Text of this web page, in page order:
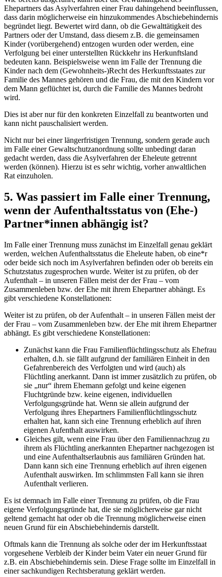
Ehepartners das Asylverfahren einer Frau dahingehend beeinflussen,
dass darin möglicherweise ein hinzukommendes Abschiebehindernis
begründet liegt. Bewertet wird dann, ob die Gewalttätigkeit des
Partners oder der Umstand, dass diesem z.B. die gemeinsamen
Kinder (vorübergehend) entzogen wurden oder werden, eine
Verfolgung bei einer unterstellten Rückkehr ins Herkunftsland
bedeuten kann. Beispielsweise wenn im Falle der Trennung die
Kinder nach dem (Gewohnheits-)Recht des Herkunftsstaates zur
Familie des Mannes gehören und die Frau, die mit den Kindern vor
dem Mann geflüchtet ist, durch die Familie des Mannes bedroht
wird.
Dies ist aber nur für den konkreten Einzelfall zu beantworten und
kann nicht pauschalisiert werden.
Nicht nur bei einer längerfristigen Trennung, sondern gerade auch
im Falle einer Gewaltschutzanordnung sollte unbedingt daran
gedacht werden, dass die Asylverfahren der Eheleute getrennt
werden (können). Hierzu ist es sehr wichtig, vorher anwaltlichen
Rat einzuholen.
5. Was passiert im Falle einer Trennung,
wenn der Aufenthaltsstatus von (Ehe-)
Partner*innen abhängig ist?
Im Falle einer Trennung muss zunächst im Einzelfall genau geklärt
werden, welchen Aufenthaltsstatus die Eheleute haben, ob eine*r
oder beide sich noch im Asylverfahren befinden oder ob bereits ein
Schutzstatus zugesprochen wurde. Weiter ist zu prüfen, ob der
Aufenthalt – in unseren Fällen meist der der Frau – vom
Zusammenleben bzw. der Ehe mit ihrem Ehepartner abhängt. Es
gibt verschiedene Konstellationen:
Weiter ist zu prüfen, ob der Aufenthalt – in unseren Fällen meist der
der Frau – vom Zusammenleben bzw. der Ehe mit ihrem Ehepartner
abhängt. Es gibt verschiedene Konstellationen:
Zunächst kann die Frau Familienflüchtlingsschutz als Ehefrau
erhalten, d.h. sie fällt aufgrund der familiären Einheit in den
Gefahrenbereich des Verfolgten und wird (auch) als
Flüchtling anerkannt. Dann ist immer zusätzlich zu prüfen, ob
sie „nur“ ihrem Ehemann gefolgt und keine eigenen
Fluchtgründe bzw. keine eigenen, individuellen
Verfolgungsgründe hat. Wenn sie allein aufgrund der
Verfolgung ihres Ehepartners Familienflüchtlingsschutz
erhalten hat, kann sich eine Trennung erheblich auf ihren
eigenen Aufenthalt auswirken.
Gleiches gilt, wenn eine Frau über den Familiennachzug zu
ihrem als Flüchtling anerkannten Ehepartner nachgezogen ist
und eine Aufenthaltserlaubnis aus familiären Gründen hat.
Dann kann sich eine Trennung erheblich auf ihren eigenen
Aufenthalt auswirken. Im schlimmsten Fall kann sie ihren
Aufenthalt verlieren.
Es ist demnach im Falle einer Trennung zu prüfen, ob die Frau
eigene Verfolgungsgründe hat, die sie möglicherweise gar nicht
geltend gemacht hat oder ob die Trennung möglicherweise einen
neuen Grund für ein Abschiebehindernis darstellt.
Oftmals kann die Trennung als solche oder der im Herkunftsstaat
vorgesehene Verbleib der Kinder beim Vater ein neuer Grund für
z.B. ein Abschiebehindernis sein. Diese Frage sollte im Einzelfall in
einer sachkundigen Rechtsberatung geklärt werden.